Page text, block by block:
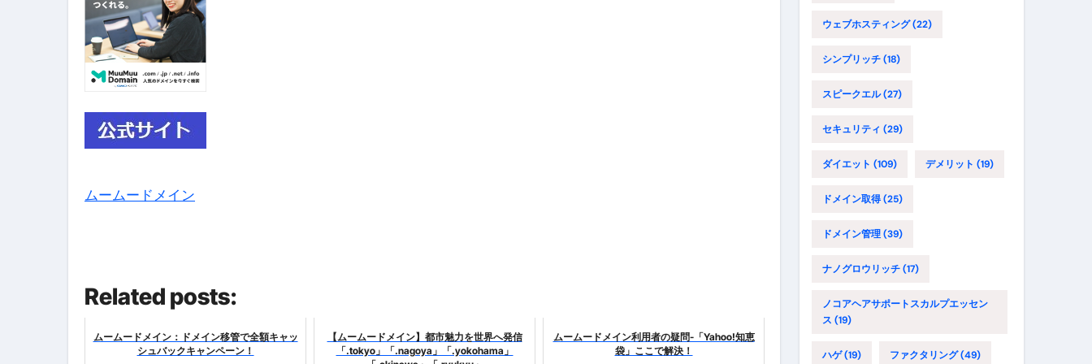
ムームードメイン
Related posts:
ムームードメイン：ドメイン移管で全額キャッ
シュバックキャンペーン！
【ムームードメイン】都市魅力を世界へ発信
「.tokyo」「.nagoya」「.yokohama」
ムームードメイン利用者の疑問-「Yahoo!知恵
袋」ここで解決！
ウェブホスティング(22)
シンプリッチ(18)
スピークエル(27)
セキュリティ (29)
ダイエット (109) デメリット (19)
ドメイン取得(25)
ドメイン管理(39)
ナノグロウリッチ(17)
ノコアヘアサポートスカルプエッセン
ス (19)
ハゲ(19) ファクタリング(49)